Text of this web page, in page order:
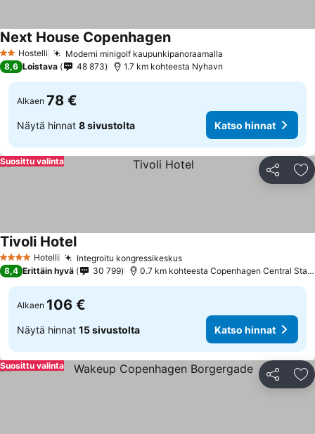
2 Tähtiluokitus
Hostelli Moderni minigolf kaupunkipanoraamalla
Next House Copenhagen
8,6 Loistava 48 873 1.7 km kohteesta Nyhavn
Alkaen 78 €
Näytä hinnat 8 sivustolta Katso hinnat
Jaa
Suosittu valinta
4 Tähtiluokitus
Hotelli Integroitu kongressikeskus
Tivoli Hotel
8,4 Erittäin hyvä 30 799 0.7 km kohteesta Copenhagen Central Station
Alkaen 106 €
Näytä hinnat 15 sivustolta Katso hinnat
Jaa
Suosittu valinta